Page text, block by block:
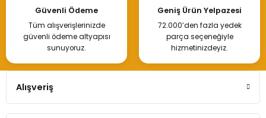
Güvenli Ödeme
Tüm alışverişlerinizde
güvenli ödeme altyapısı
sunuyoruz.
Geniş Ürün Yelpazesi
72.000’den fazla yedek
parça seçeneğiyle
hizmetinizdeyiz.
Alışveriş